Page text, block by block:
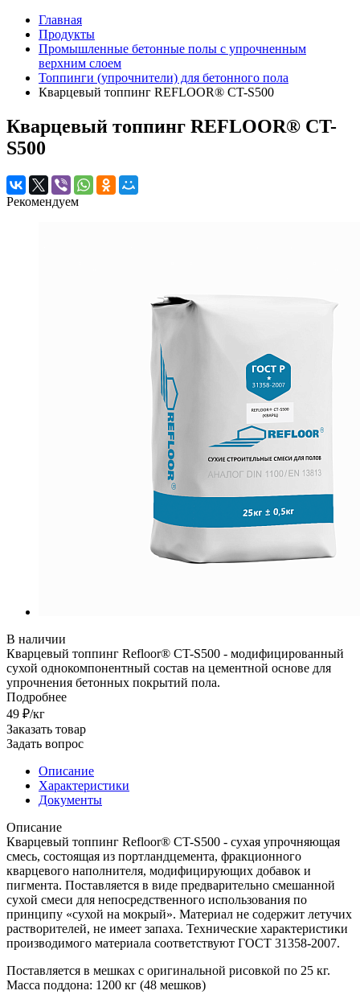
Главная
Продукты
Промышленные бетонные полы с упрочненным
верхним слоем
Топпинги (упрочнители) для бетонного пола
Кварцевый топпинг REFLOOR® CT-S500
Кварцевый топпинг REFLOOR® CT-
S500
Рекомендуем
В наличии
Кварцевый топпинг Refloor® CT-S500 - модифицированный
сухой однокомпонентный состав на цементной основе для
упрочнения бетонных покрытий пола.
Подробнее
49 ₽/кг
Заказать товар
Задать вопрос
Описание
Характеристики
Документы
Описание
Кварцевый топпинг Refloor® CT-S500 - сухая упрочняющая
смесь, состоящая из портландцемента, фракционного
кварцевого наполнителя, модифицирующих добавок и
пигмента. Поставляется в виде предварительно смешанной
сухой смеси для непосредственного использования по
принципу «сухой на мокрый». Материал не содержит летучих
растворителей, не имеет запаха. Технические характеристики
производимого материала соответствуют ГОСТ 31358-2007.
Поставляется в мешках с оригинальной рисовкой по 25 кг.
Масса поддона: 1200 кг (48 мешков)